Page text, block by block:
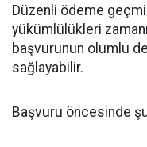
Düzenli ödeme
yükümlülükleri
başvurunun olumlu
sağlayabilir.
Başvuru öncesinde